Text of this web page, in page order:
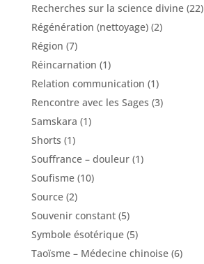
Recherches sur la science divine(22)
Régénération (nettoyage)(2)
Région (7)
Réincarnation (1)
Relation communication (1)
Rencontre avec les Sages (3)
Samskara (1)
Shorts (1)
Souffrance – douleur(1)
Soufisme(10)
Source(2)
Souvenir constant(5)
Symbole ésotérique(5)
Taoïsme – Médecine chinoise(6)